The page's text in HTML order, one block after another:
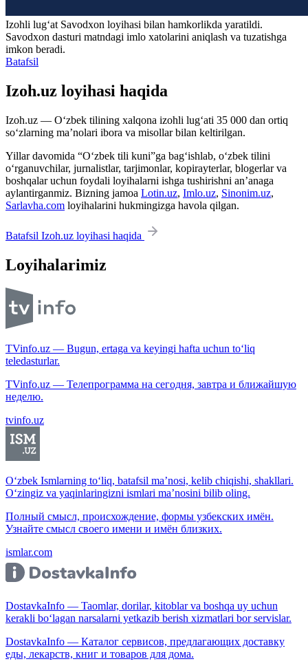
Izohli lugʻat Savodxon loyihasi bilan hamkorlikda yaratildi.
Savodxon dasturi matndagi imlo xatolarini aniqlash va tuzatishga
imkon beradi.
Batafsil
Izoh.uz loyihasi haqida
Izoh.uz — O‘zbek tilining xalqona izohli lug‘ati 35 000 dan ortiq
so‘zlarning ma’nolari ibora va misollar bilan keltirilgan.
Yillar davomida “O‘zbek tili kuni”ga bag‘ishlab, o‘zbek tilini
o‘rganuvchilar, jurnalistlar, tarjimonlar, kopirayterlar, blogerlar va
boshqalar uchun foydali loyihalarni ishga tushirishni an’anaga
aylantirganmiz. Bizning jamoa Lotin.uz, Imlo.uz, Sinonim.uz,
Sarlavha.com loyihalarini hukmingizga havola qilgan.
Batafsil Izoh.uz loyihasi haqida
Loyihalarimiz
TVinfo.uz — Bugun, ertaga va keyingi hafta uchun to‘liq
teledasturlar.
TVinfo.uz — Телепрограмма на сегодня, завтра и ближайшую
неделю.
tvinfo.uz
O‘zbek Ismlarning to‘liq, batafsil ma’nosi, kelib chiqishi, shakllari.
O‘zingiz va yaqinlaringizni ismlari ma’nosini bilib oling.
Полный смысл, происхождение, формы узбекских имён.
Узнайте смысл своего имени и имён близких.
ismlar.com
DostavkaInfo — Taomlar, dorilar, kitoblar va boshqa uy uchun
kerakli bo‘lagan narsalarni yetkazib berish xizmatlari bor servislar.
DostavkaInfo — Каталог сервисов, предлагающих доставку
еды, лекарств, книг и товаров для дома.